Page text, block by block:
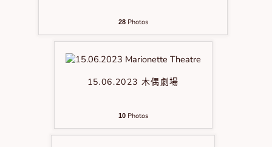
28Photos
15.06.2023 木偶劇場
10Photos